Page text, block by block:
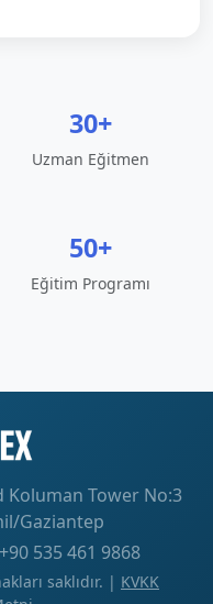
30+
Uzman Eğitmen
50+
Eğitim Programı
Koluman Tower No:3
Gaziantep
+90 535 461 9868
saklıdır. | KVKK